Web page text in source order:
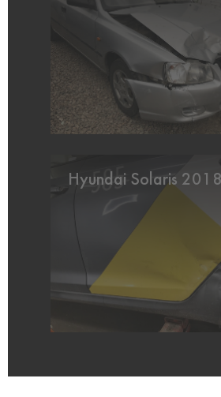
Hyundai Solaris